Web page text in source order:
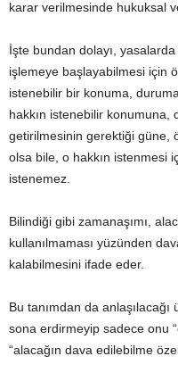
karar verilmesinde hukuksal
İşte bundan dolayı,
işlemeye başlayabilmesi için
istenebilir bir konuma,
hakkın istenebilir konumuna,
getirilmesinin gerektiği güne,
olsa bile, o hakkın istenmesi
istenemez.
Bilindiği gibi zamanaşımı,
kullanılmaması yüzünden
kalabilmesini ifade eder.
Bu tanımdan da anlaşılacağı
sona erdirmeyip sadece onu
“alacağın dava edilebilme